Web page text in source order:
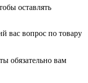
оставлять
вас вопрос по товару
обязательно вам